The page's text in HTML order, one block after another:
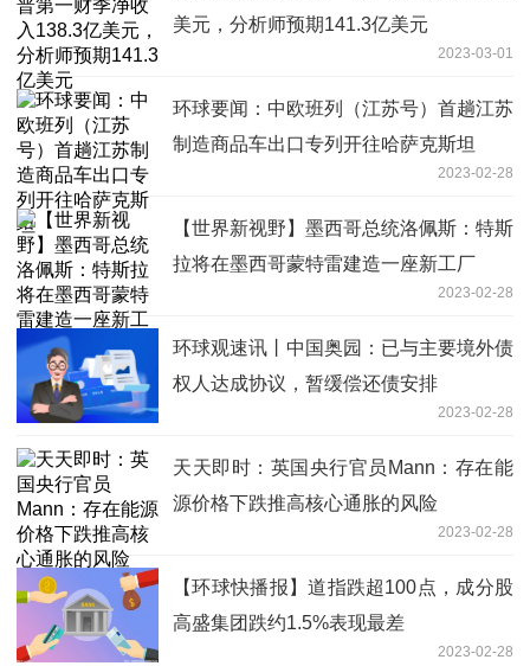
美元，分析师预期141.3亿美元
2023-03-01
环球要闻：中欧班列（江苏号）首趟江苏
制造商品车出口专列开往哈萨克斯坦
2023-02-28
【世界新视野】墨西哥总统洛佩斯：特斯
拉将在墨西哥蒙特雷建造一座新工厂
2023-02-28
环球观速讯丨中国奥园：已与主要境外债
权人达成协议，暂缓偿还债安排
2023-02-28
天天即时：英国央行官员Mann：存在能
源价格下跌推高核心通胀的风险
2023-02-28
【环球快播报】道指跌超100点，成分股
高盛集团跌约1.5%表现最差
2023-02-28